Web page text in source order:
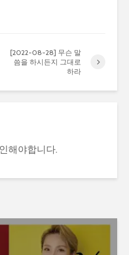
[2022-08-28] 무슨 말
씀을 하시든지 그대로
하라
해야합니다.